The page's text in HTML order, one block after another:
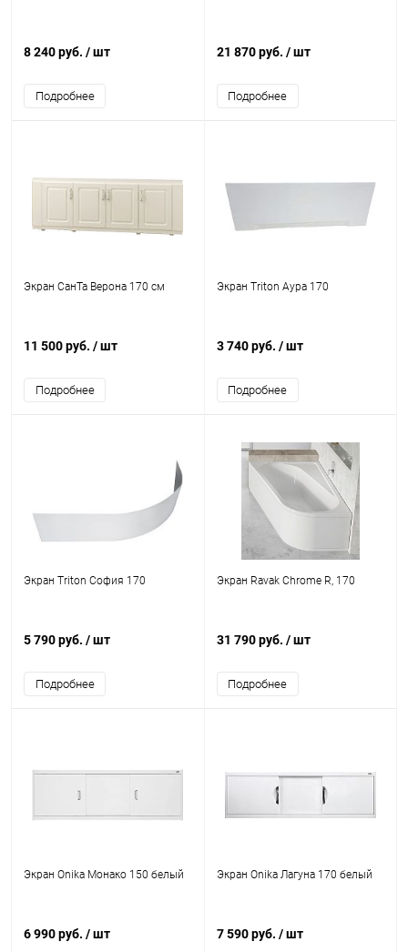
8 240 руб. / шт
Подробнее
21 870 руб. / шт
Подробнее
Экран СанТа Верона 170 см
11 500 руб. / шт
Подробнее
Экран Triton Аура 170
3 740 руб. / шт
Подробнее
Экран Triton София 170
5 790 руб. / шт
Подробнее
Экран Ravak Chrome R, 170
31 790 руб. / шт
Подробнее
Экран Onika Монако 150 белый
6 990 руб. / шт
Экран Onika Лагуна 170 белый
7 590 руб. / шт